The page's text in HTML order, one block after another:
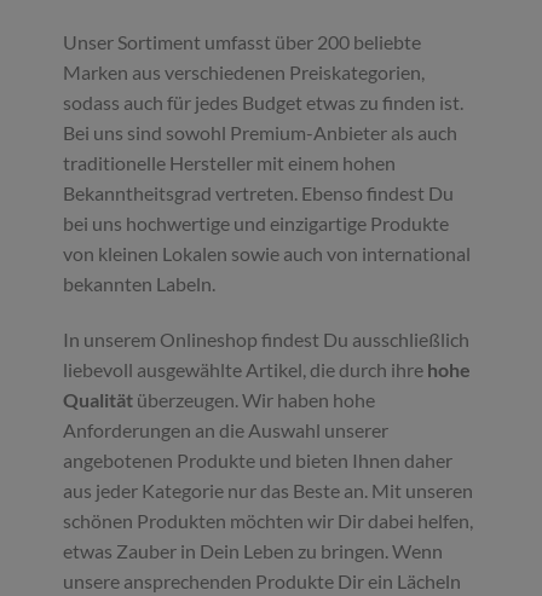
Unser Sortiment umfasst über 200 beliebte
Marken aus verschiedenen Preiskategorien,
sodass auch für jedes Budget etwas zu finden ist.
Bei uns sind sowohl Premium-Anbieter als auch
traditionelle Hersteller mit einem hohen
Bekanntheitsgrad vertreten. Ebenso findest Du
bei uns hochwertige und einzigartige Produkte
von kleinen Lokalen sowie auch von international
bekannten Labeln.
In unserem Onlineshop findest Du ausschließlich
liebevoll ausgewählte Artikel, die durch ihre hohe
Qualität überzeugen. Wir haben hohe
Anforderungen an die Auswahl unserer
angebotenen Produkte und bieten Ihnen daher
aus jeder Kategorie nur das Beste an. Mit unseren
schönen Produkten möchten wir Dir dabei helfen,
etwas Zauber in Dein Leben zu bringen. Wenn
unsere ansprechenden Produkte Dir ein Lächeln